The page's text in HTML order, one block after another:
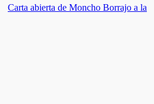
Carta abierta de Moncho Borrajo a la